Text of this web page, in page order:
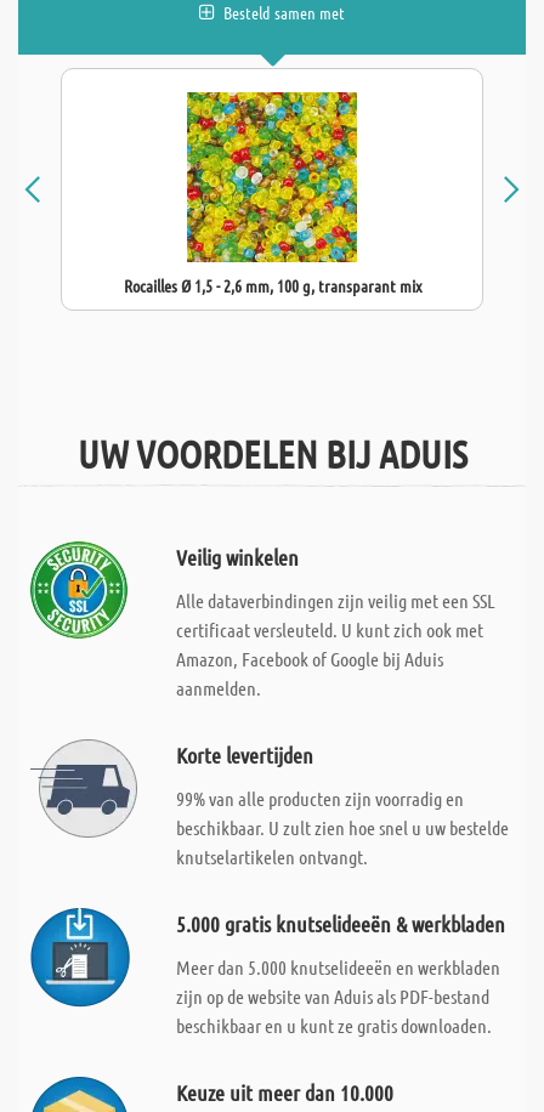
Besteld samen met
Rocailles Ø 1,5 - 2,6 mm, 100 g, transparant mix
UW VOORDELEN BIJ ADUIS
Veilig winkelen
Alle dataverbindingen zijn veilig met een SSL
certificaat versleuteld. U kunt zich ook met
Amazon, Facebook of Google bij Aduis
aanmelden.
Korte levertijden
99% van alle producten zijn voorradig en
beschikbaar. U zult zien hoe snel u uw bestelde
knutselartikelen ontvangt.
5.000 gratis knutselideeën & werkbladen
Meer dan 5.000 knutselideeën en werkbladen
zijn op de website van Aduis als PDF-bestand
beschikbaar en u kunt ze gratis downloaden.
Keuze uit meer dan 10.000